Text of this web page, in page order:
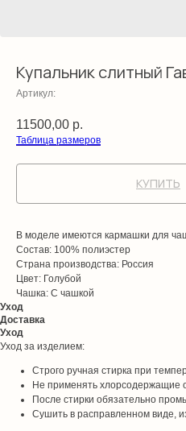
Купальник слитный
Артикул:
11500,00 р.
Таблица размеров
КУПИТЬ
В моделе имеются кармашки для
Состав: 100% полиэстер
Страна производства: Россия
Цвет: Голубой
Чашка: С чашкой
Уход
Доставка
Уход
Уход за изделием:
Строго ручная стирка при
Не применять хлорсодержащие
После стирки обязательно
Сушить в расправленном виде,